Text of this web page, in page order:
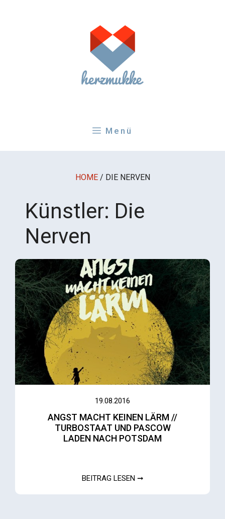
Menü
HOME / DIE NERVEN
Künstler: Die
Nerven
19.08.2016
ANGST MACHT KEINEN LÄRM //
TURBOSTAAT UND PASCOW
LADEN NACH POTSDAM
BEITRAG LESEN ➞